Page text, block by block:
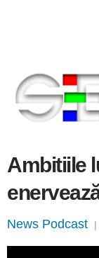
Ambitiile
News Podcast |